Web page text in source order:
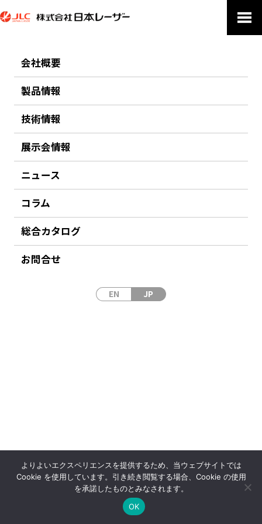
会社概要
製品情報
技術情報
展示会情報
ニュース
コラム
総合カタログ
お問合せ
EN JP
製品についてのお問い合わせ
電子メールでのお問合せ：jlc★japanlaser.co.jp（★を@に変更してく
ださい）
お問い合わせ 製品名：フーリエ変換型分光器 TRICLOPS 可視光-近赤
外-短波長赤外-中赤外 対応
よりよいエクスペリエンスを提供するため、当ウェブサイトでは
Cookie を使用しています。引き続き閲覧する場合、Cookie の使用
を承諾したものとみなされます。
OK